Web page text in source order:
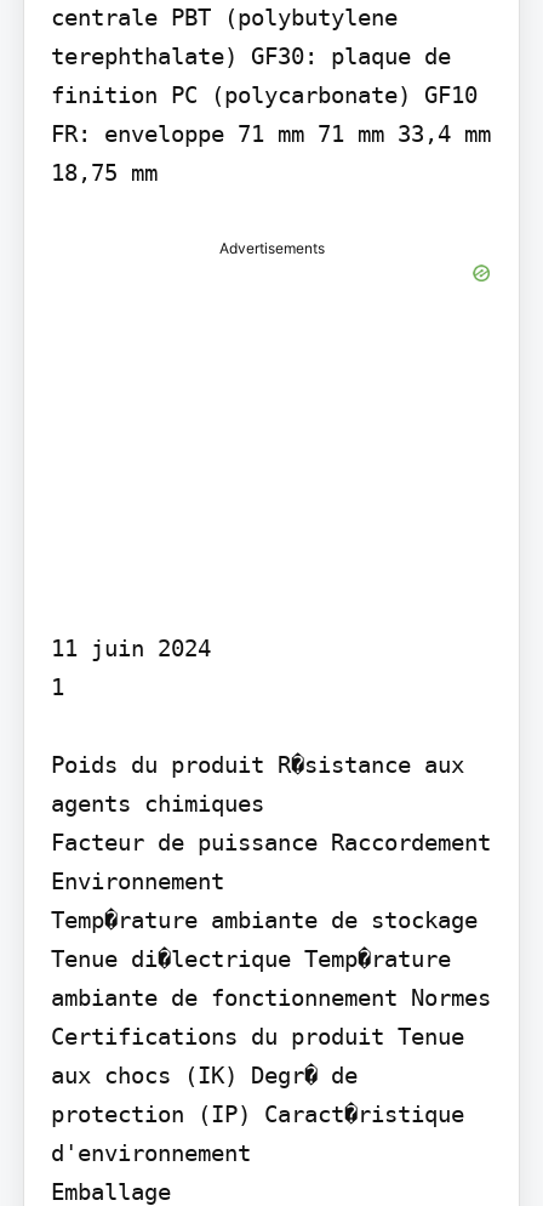
centrale PBT (polybutylene
terephthalate) GF30: plaque de
finition PC (polycarbonate) GF10
FR: enveloppe 71 mm 71 mm 33,4 mm
18,75 mm
Advertisements
11 juin 2024
1
Poids du produit R�sistance aux
agents chimiques
Facteur de puissance Raccordement
Environnement
Temp�rature ambiante de stockage
Tenue di�lectrique Temp�rature
ambiante de fonctionnement Normes
Certifications du produit Tenue
aux chocs (IK) Degr� de
protection (IP) Caract�ristique
d'environnement
Emballage